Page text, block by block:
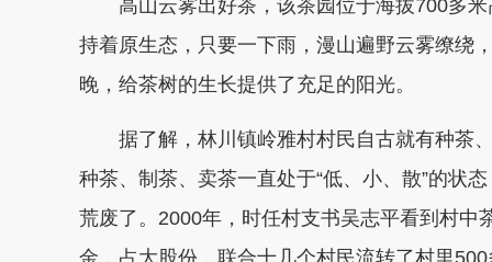
高山云雾出好茶，该茶园位于海拔700多米
持着原生态，只要一下雨，漫山遍野云雾缭绕
晚，给茶树的生长提供了充足的阳光。
据了解，林川镇岭雅村村民自古就有种茶、
种茶、制茶、卖茶一直处于“低、小、散”的状
荒废了。2000年，时任村支书吴志平看到村
金，占大股份，联合十几个村民流转了村里